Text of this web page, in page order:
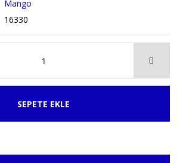
Mango
16330
SEPETE EKLE